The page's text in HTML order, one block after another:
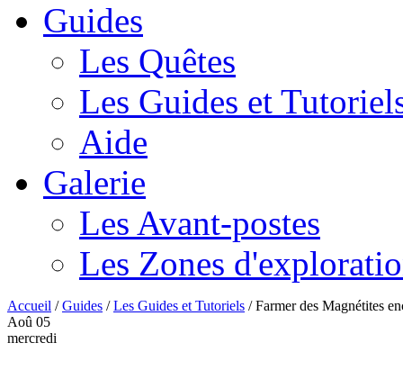
Guides
Les Quêtes
Les Guides et
Aide
Galerie
Les Avant-postes
Les Zones
Accueil /Guides /Les Guides et Tutoriels /Farmer des Magnétites
Aoû 05
mercredi